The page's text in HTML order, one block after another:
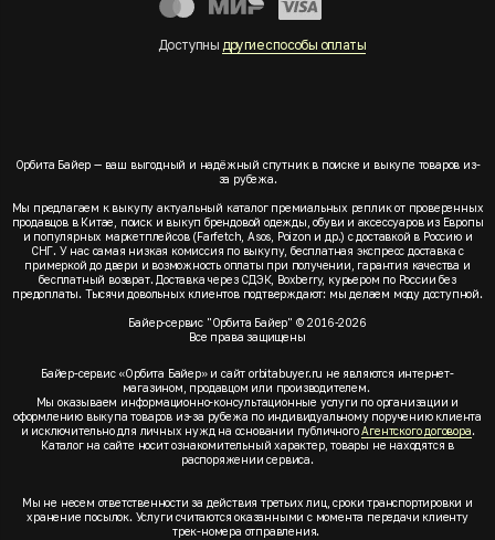
Доступны другие способы оплаты
Орбита Байер — ваш выгодный и надёжный спутник в поиске и выкупе товаров из-
за рубежа.
Мы предлагаем к выкупу актуальный каталог премиальных реплик от проверенных
продавцов в Китае, поиск и выкуп брендовой одежды, обуви и аксессуаров из Европы
и популярных маркетплейсов (Farfetch, Asos, Poizon и др.) с доставкой в Россию и
СНГ. У нас самая низкая комиссия по выкупу, бесплатная экспресс доставка с
примеркой до двери и возможность оплаты при получении, гарантия качества и
бесплатный возврат. Доставка через СДЭК, Boxberry, курьером по России без
предоплаты. Тысячи довольных клиентов подтверждают: мы делаем моду доступной.
Байер-сервис "Орбита Байер" © 2016-2026
Все права защищены
Байер-сервис «Орбита Байер» и сайт orbitabuyer.ru не являются интернет-
магазином, продавцом или производителем.
Мы оказываем информационно-консультационные услуги по организации и
оформлению выкупа товаров из-за рубежа по индивидуальному поручению клиента
и исключительно для личных нужд на основании публичногоАгентского договора.
Каталог на сайте носит ознакомительный характер, товары не находятся в
распоряжении сервиса.
Мы не несем ответственности за действия третьих лиц, сроки транспортировки и
хранение посылок. Услуги считаются оказанными с момента передачи клиенту
трек-номера отправления.